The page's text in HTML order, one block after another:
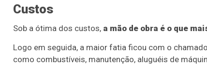
Custos
Sob a ótima dos custos, a mão de obra é o que
Logo em seguida, a maior fatia ficou com o
como combustíveis, manutenção, aluguéis de